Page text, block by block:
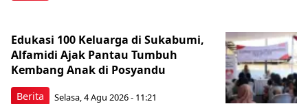
Berita
Edukasi 100 Keluarga di Sukabumi,
Alfamidi Ajak Pantau Tumbuh
Kembang Anak di Posyandu
Selasa, 4 Agu 2026 - 11:21